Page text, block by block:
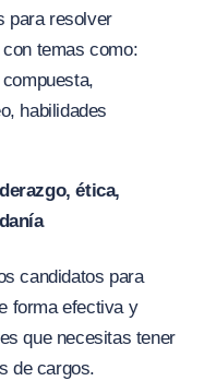
para resolver
temas como:
habilidades
ética,
candidatos para
forma efectiva y
que necesitas tener
de cargos.